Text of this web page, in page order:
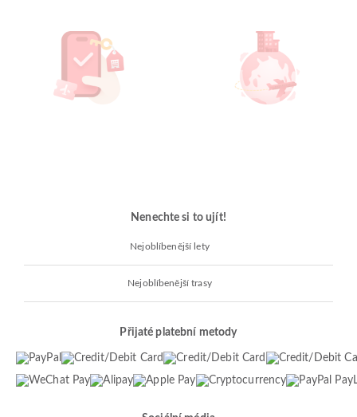
Nenechte si to ujít!
Nejoblíbenější lety
Nejoblíbenější trasy
Přijaté platební metody